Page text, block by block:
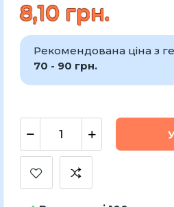
8,10 грн.
Рекомендована ціна з
70 - 90 грн.